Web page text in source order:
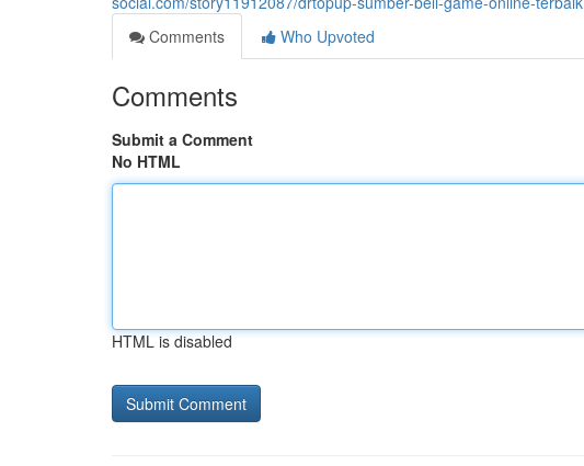
Comments
Who Upvoted
Comments
Submit a Comment
No HTML
HTML is disabled